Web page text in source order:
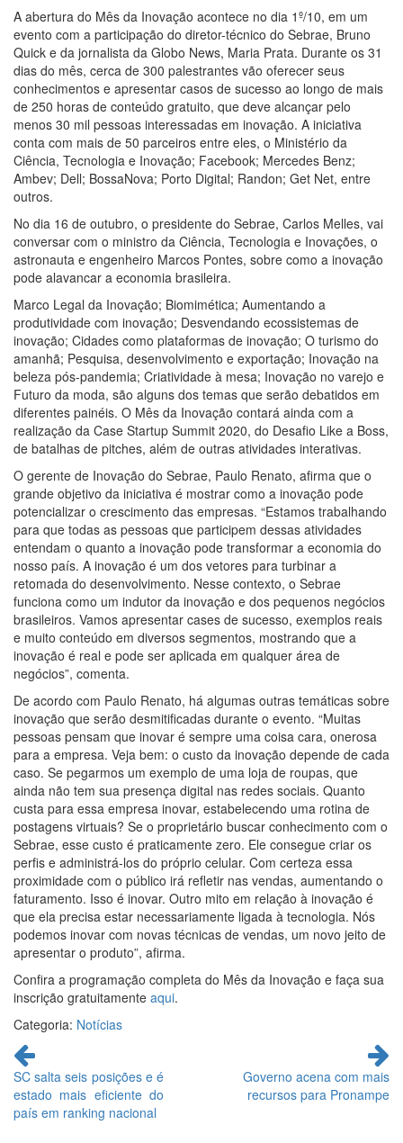
A abertura do Mês da Inovação acontece no dia 1º/10, em um
evento com a participação do diretor-técnico do Sebrae, Bruno
Quick e da jornalista da Globo News, Maria Prata. Durante os 31
dias do mês, cerca de 300 palestrantes vão oferecer seus
conhecimentos e apresentar casos de sucesso ao longo de mais
de 250 horas de conteúdo gratuito, que deve alcançar pelo
menos 30 mil pessoas interessadas em inovação. A iniciativa
conta com mais de 50 parceiros entre eles, o Ministério da
Ciência, Tecnologia e Inovação; Facebook; Mercedes Benz;
Ambev; Dell; BossaNova; Porto Digital; Randon; Get Net, entre
outros.
No dia 16 de outubro, o presidente do Sebrae, Carlos Melles, vai
conversar com o ministro da Ciência, Tecnologia e Inovações, o
astronauta e engenheiro Marcos Pontes, sobre como a inovação
pode alavancar a economia brasileira.
Marco Legal da Inovação; Biomimética; Aumentando a
produtividade com inovação; Desvendando ecossistemas de
inovação; Cidades como plataformas de inovação; O turismo do
amanhã; Pesquisa, desenvolvimento e exportação; Inovação na
beleza pós-pandemia; Criatividade à mesa; Inovação no varejo e
Futuro da moda, são alguns dos temas que serão debatidos em
diferentes painéis. O Mês da Inovação contará ainda com a
realização da Case Startup Summit 2020, do Desafio Like a Boss,
de batalhas de pitches, além de outras atividades interativas.
O gerente de Inovação do Sebrae, Paulo Renato, afirma que o
grande objetivo da iniciativa é mostrar como a inovação pode
potencializar o crescimento das empresas. “Estamos trabalhando
para que todas as pessoas que participem dessas atividades
entendam o quanto a inovação pode transformar a economia do
nosso país. A inovação é um dos vetores para turbinar a
retomada do desenvolvimento. Nesse contexto, o Sebrae
funciona como um indutor da inovação e dos pequenos negócios
brasileiros. Vamos apresentar cases de sucesso, exemplos reais
e muito conteúdo em diversos segmentos, mostrando que a
inovação é real e pode ser aplicada em qualquer área de
negócios”, comenta.
De acordo com Paulo Renato, há algumas outras temáticas sobre
inovação que serão desmitificadas durante o evento. “Muitas
pessoas pensam que inovar é sempre uma coisa cara, onerosa
para a empresa. Veja bem: o custo da inovação depende de cada
caso. Se pegarmos um exemplo de uma loja de roupas, que
ainda não tem sua presença digital nas redes sociais. Quanto
custa para essa empresa inovar, estabelecendo uma rotina de
postagens virtuais? Se o proprietário buscar conhecimento com o
Sebrae, esse custo é praticamente zero. Ele consegue criar os
perfis e administrá-los do próprio celular. Com certeza essa
proximidade com o público irá refletir nas vendas, aumentando o
faturamento. Isso é inovar. Outro mito em relação à inovação é
que ela precisa estar necessariamente ligada à tecnologia. Nós
podemos inovar com novas técnicas de vendas, um novo jeito de
apresentar o produto”, afirma.
Confira a programação completa do Mês da Inovação e faça sua
inscrição gratuitamente aqui.
Categoria: Notícias
Continue
lendo
SC salta seis posições e é
estado mais eficiente do
país em ranking nacional
Governo acena com mais
recursos para Pronampe